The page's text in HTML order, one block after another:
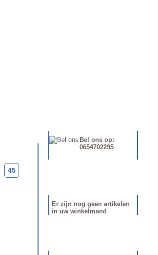
45
Bel ons op:
0654702295
Er zijn nog geen artikelen
in uw winkelmand